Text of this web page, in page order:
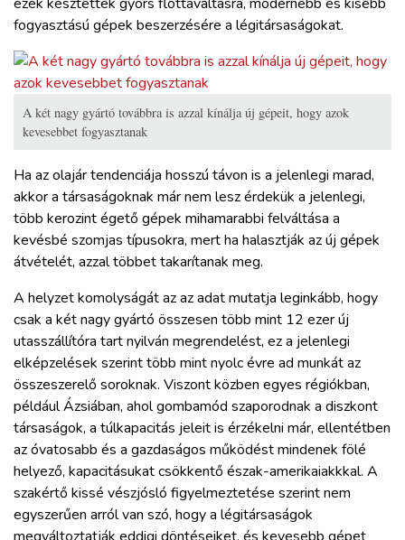
fogyasztású gépek beszerzésére a légitársaságokat.
A két nagy gyártó továbbra is azzal kínálja új gépeit, hogy azok
kevesebbet fogyasztanak
Ha az olajár tendenciája hosszú távon is a jelenlegi marad,
akkor a társaságoknak már nem lesz érdekük a jelenlegi,
több kerozint égető gépek mihamarabbi felváltása a
kevésbé szomjas típusokra, mert ha halasztják az új gépek
átvételét, azzal többet takarítanak meg.
A helyzet komolyságát az az adat mutatja leginkább, hogy
csak a két nagy gyártó összesen több mint 12 ezer új
utasszállítóra tart nyilván megrendelést, ez a jelenlegi
elképzelések szerint több mint nyolc évre ad munkát az
összeszerelő soroknak. Viszont közben egyes régiókban,
például Ázsiában, ahol gombamód szaporodnak a diszkont
társaságok, a túlkapacitás jeleit is érzékelni már, ellentétben
az óvatosabb és a gazdaságos működést mindenek fölé
helyező, kapacitásukat csökkentő észak-amerikaiakkkal. A
szakértő kissé vészjósló figyelmeztetése szerint nem
egyszerűen arról van szó, hogy a légitársaságok